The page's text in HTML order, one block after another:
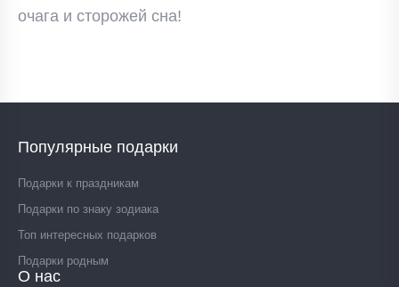
очага и сторожей сна!
Популярные подарки
Подарки к праздникам
Подарки по знаку зодиака
Топ интересных подарков
Подарки родным
О нас